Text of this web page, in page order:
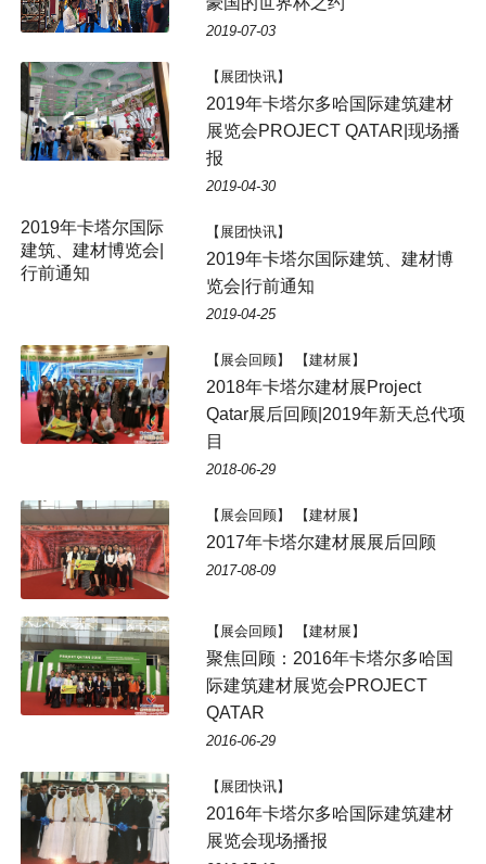
2019-07-03
【展团快讯】
2019年卡塔尔多哈国际建筑建材
展览会PROJECT QATAR|现场播
报
2019-04-30
【展团快讯】
2019年卡塔尔国际建筑、建材博
览会|行前通知
2019-04-25
【展会回顾】 【建材展】
2018年卡塔尔建材展Project
Qatar展后回顾|2019年新天总代项
目
2018-06-29
【展会回顾】 【建材展】
2017年卡塔尔建材展展后回顾
2017-08-09
【展会回顾】 【建材展】
聚焦回顾：2016年卡塔尔多哈国
际建筑建材展览会PROJECT
QATAR
2016-06-29
【展团快讯】
2016年卡塔尔多哈国际建筑建材
展览会现场播报